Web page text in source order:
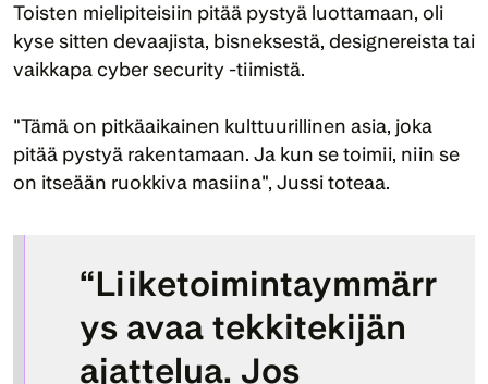
Toisten mielipiteisiin pitää pystyä luottamaan, oli
kyse sitten devaajista, bisneksestä, designereista tai
vaikkapa cyber security -tiimistä.
"Tämä on pitkäaikainen kulttuurillinen asia, joka
pitää pystyä rakentamaan. Ja kun se toimii, niin se
on itseään ruokkiva masiina", Jussi toteaa.
“Liiketoimintaymmärr
ys avaa tekkitekijän
ajattelua. Jos